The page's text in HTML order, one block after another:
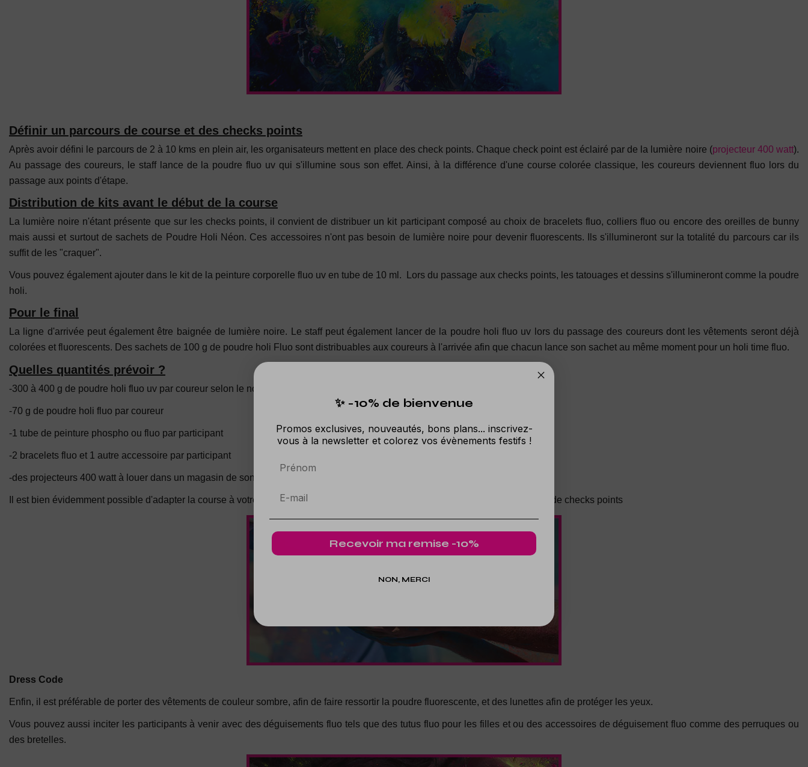
Définir un parcours de course et des checks points
Après avoir défini le parcours de 2 à 10 kms en plein air, les organisateurs mettent en place des check points. Chaque check point est éclairé par de la lumière noire (projecteur 400 watt).
Au passage des coureurs, le staff lance de la poudre fluo uv qui s'illumine sous son effet. Ainsi, à la différence d'une course colorée classique, les coureurs deviennent fluo lors du
passage aux points d'étape.
Distribution de kits avant le début de la course
La lumière noire n'étant présente que sur les checks points, il convient de distribuer un kit participant composé au choix de bracelets fluo, colliers fluo ou encore des oreilles de bunny
mais aussi et surtout de sachets de Poudre Holi Néon. Ces accessoires n'ont pas besoin de lumière noire pour devenir fluorescents. Ils s'illumineront sur la totalité du parcours car ils
suffit de les "craquer".
Vous pouvez également ajouter dans le kit de la peinture corporelle fluo uv en tube de 10 ml. Lors du passage aux checks points, les tatouages et dessins s'illumineront comme la poudre
holi.
Pour le final
La ligne d'arrivée peut également être baignée de lumière noire. Le staff peut également lancer de la poudre holi fluo uv lors du passage des coureurs dont les vêtements seront déjà
colorées et fluorescents. Des sachets de 100 g de poudre holi Fluo sont distribuables aux coureurs à l'arrivée afin que chacun lance son sachet au même moment pour un holi time fluo.
Quelles quantités prévoir ?
-300 à 400 g de poudre holi fluo uv par coureur selon le nombre de check points mis en place.
-70 g de poudre holi fluo par coureur
-1 tube de peinture phospho ou fluo par participant
-2 bracelets fluo et 1 autre accessoire par participant
-des projecteurs 400 watt à louer dans un magasin de son et lumière.
Il est bien évidemment possible d'adapter la course à votre budget, en diminuant le nombre de produits dans le kit ou le nombre de checks points
Dress Code
Enfin, il est préférable de porter des vêtements de couleur sombre, afin de faire ressortir la poudre fluorescente, et des lunettes afin de protéger les yeux.
Vous pouvez aussi inciter les participants à venir avec des déguisements fluo tels que des tutus fluo pour les filles et ou des accessoires de déguisement fluo comme des perruques ou
des bretelles.
✨ -10% de bienvenue
Promos exclusives, nouveautés, bons plans... inscrivez-
vous à la newsletter et colorez vos évènements festifs !
Prénom
Recevoir ma remise -10%
NON, MERCI